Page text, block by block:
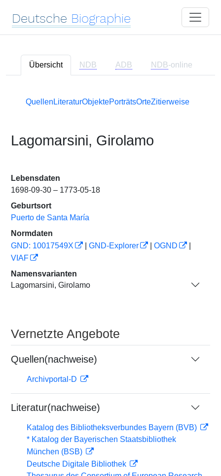
Deutsche Biographie
Übersicht NDB ADB NDB-online
Quellen LiteraturObjektePorträtsOrteZitierweise
Lagomarsini, Girolamo
Lebensdaten
1698-09-30 – 1773-05-18
Geburtsort
Puerto de Santa María
Normdaten
GND: 10017549X
GND-Explorer OGND
VIAF
Namensvarianten
Lagomarsini, Girolamo
Vernetzte Angebote
Quellen(nachweise)
Archivportal-D
Literatur(nachweise)
Katalog des Bibliotheksverbundes Bayern (BVB)
* Katalog der Bayerischen Staatsbibliothek
München (BSB)
Deutsche Digitale Bibliothek